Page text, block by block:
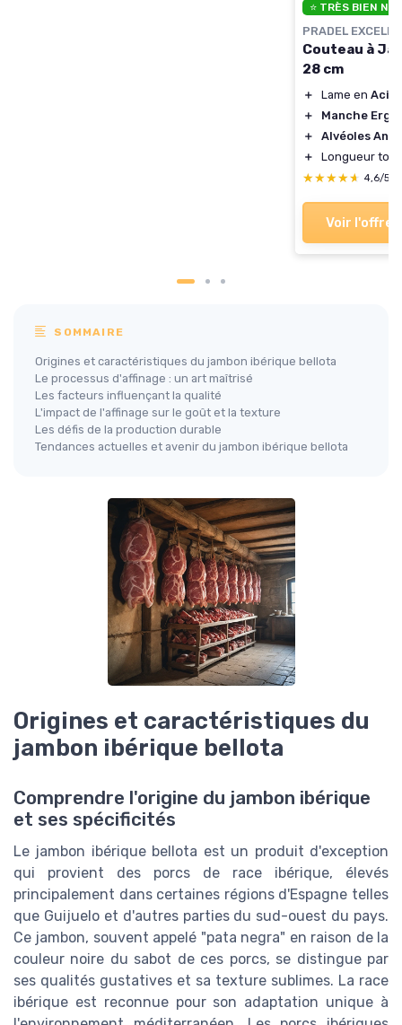
⭐ TRÈS BIEN
PRADEL
Couteau à
28 cm
＋ Lame en
＋
Manche
＋
Alvéoles
＋
Longueur
★★★★★
★★★★★ 4,6/5
Voir l'offre
SOMMAIRE
Origines et caractéristiques du jambon ibérique bellota
Le processus d'affinage : un art maîtrisé
Les facteurs influençant la qualité
L'impact de l'affinage sur le goût et la texture
Les défis de la production durable
Tendances actuelles et avenir du jambon ibérique bellota
Origines et caractéristiques du
jambon ibérique bellota
Comprendre l'origine du jambon ibérique
et ses spécificités
Le jambon ibérique bellota est un produit d'exception
qui provient des porcs de race ibérique, élevés
principalement dans certaines régions d'Espagne telles
que Guijuelo et d'autres parties du sud-ouest du pays.
Ce jambon, souvent appelé "pata negra" en raison de la
couleur noire du sabot de ces porcs, se distingue par
ses qualités gustatives et sa texture sublimes. La race
ibérique est reconnue pour son adaptation unique à